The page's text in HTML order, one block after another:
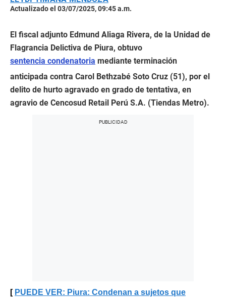
Actualizado el 03/07/2025, 09:45 a.m.
El fiscal adjunto Edmund Aliaga Rivera, de la Unidad de
Flagrancia Delictiva de Piura, obtuvo
sentencia condenatoria mediante terminación
anticipada contra Carol Bethzabé Soto Cruz (51), por el
delito de hurto agravado en grado de tentativa, en
agravio de Cencosud Retail Perú S.A. (Tiendas Metro).
PUEDE VER: Piura: Condenan a sujetos que